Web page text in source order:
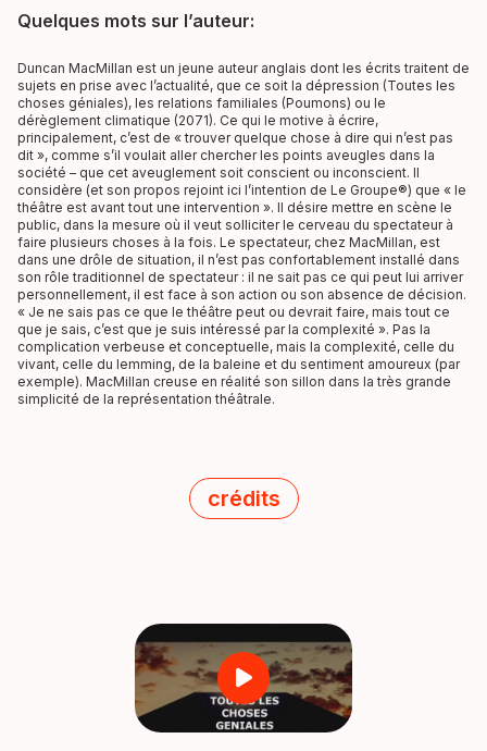
Quelques mots sur l’auteur:
Duncan MacMillan est un jeune auteur anglais dont les écrits traitent de
sujets en prise avec l’actualité, que ce soit la dépression (Toutes les
choses géniales), les relations familiales (Poumons) ou le
dérèglement climatique (2071). Ce qui le motive à écrire,
principalement, c’est de « trouver quelque chose à dire qui n’est pas
dit », comme s’il voulait aller chercher les points aveugles dans la
société – que cet aveuglement soit conscient ou inconscient. Il
considère (et son propos rejoint ici l’intention de Le Groupe®) que « le
théâtre est avant tout une intervention ». Il désire mettre en scène le
public, dans la mesure où il veut solliciter le cerveau du spectateur à
faire plusieurs choses à la fois. Le spectateur, chez MacMillan, est
dans une drôle de situation, il n’est pas confortablement installé dans
son rôle traditionnel de spectateur : il ne sait pas ce qui peut lui arriver
personnellement, il est face à son action ou son absence de décision.
« Je ne sais pas ce que le théâtre peut ou devrait faire, mais tout ce
que je sais, c’est que je suis intéressé par la complexité ». Pas la
complication verbeuse et conceptuelle, mais la complexité, celle du
vivant, celle du lemming, de la baleine et du sentiment amoureux (par
exemple). MacMillan creuse en réalité son sillon dans la très grande
simplicité de la représentation théâtrale.
crédits